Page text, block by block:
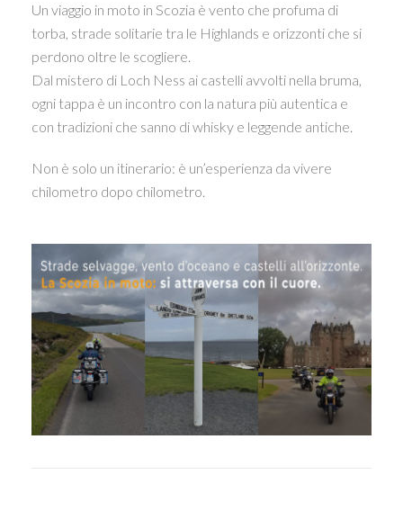
Un viaggio in moto in Scozia è vento che profuma di
torba, strade solitarie tra le Highlands e orizzonti che si
perdono oltre le scogliere.
Dal mistero di Loch Ness ai castelli avvolti nella bruma,
ogni tappa è un incontro con la natura più autentica e
con tradizioni che sanno di whisky e leggende antiche.
Non è solo un itinerario: è un’esperienza da vivere
chilometro dopo chilometro.